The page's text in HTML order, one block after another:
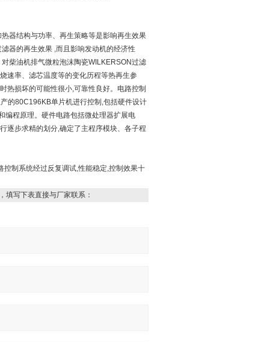
器结构与功率、再生策略等是影响再生效果
器的再生效果 ,而且影响发动机的经济性
柴油机排气微粒泡沫陶瓷WILKERSON过滤
速率、滤芯温度等的变化历程等热再生参
热损坏的可能性很小,可靠性良好。电路控制
的80C196KB单片机进行控制,包括硬件设计
编程原理。硬件电路包括微处理器扩展电
逐步求精的划分,确定了主程序模块、各子程
制系统经过反复调试,性能稳定,控制效果十
填写下表直接与厂家联系：